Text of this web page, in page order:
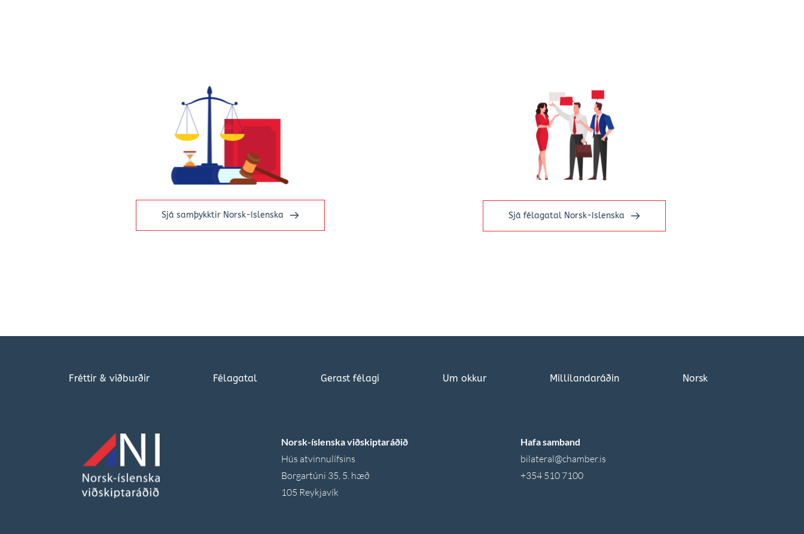
Sjá samþykktir Norsk-íslenska Sjá félagatal Norsk-íslenska
Fréttir & viðburðir Félagatal Gerast félagi Um okkur Millilandaráðin Norsk
Norsk-íslenska viðskiptaráðið
Hús atvinnulífsins
Borgartúni 35, 5. hæð
105 Reykjavík
Hafa samband
bilateral@chamber.is
+354 510 7100